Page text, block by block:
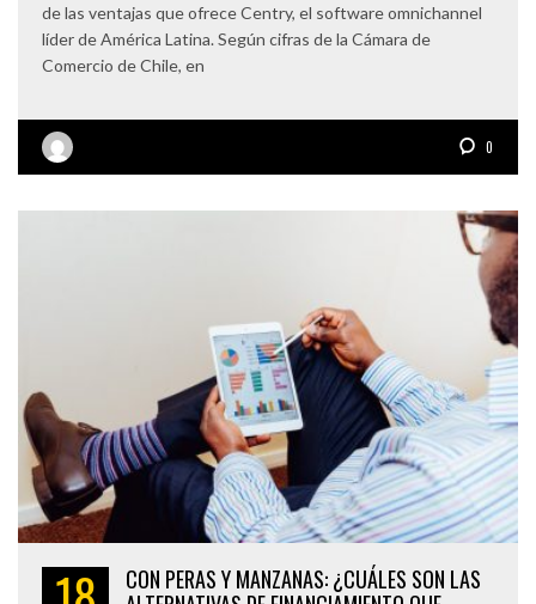
de las ventajas que ofrece Centry, el software omnichannel
líder de América Latina. Según cifras de la Cámara de
Comercio de Chile, en
0
CON PERAS Y MANZANAS: ¿CUÁLES SON LAS